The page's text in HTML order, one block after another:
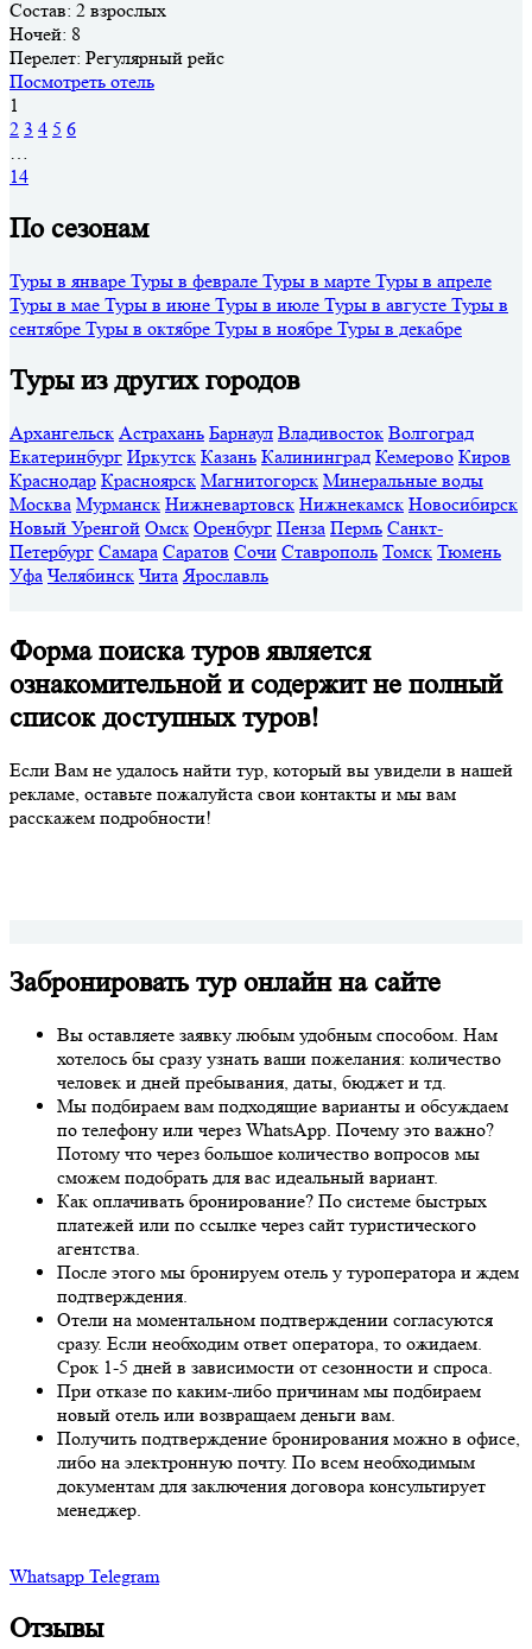
Состав: 2 взрослых
Ночей: 8
Перелет: Регулярный рейс
Посмотреть отель
1
2 3 4 5 6
…
14
По сезонам
Туры в январе Туры в феврале Туры в марте Туры в апреле
Туры в мае Туры в июне Туры в июле Туры в августе Туры в
сентябре Туры в октябре Туры в ноябре Туры в декабре
Туры из других городов
Архангельск Астрахань Барнаул Владивосток Волгоград
Екатеринбург Иркутск Казань Калининград Кемерово Киров
Краснодар Красноярск Магнитогорск Минеральные воды
Москва Мурманск Нижневартовск Нижнекамск Новосибирск
Новый Уренгой Омск Оренбург Пенза Пермь Санкт-
Петербург Самара Саратов Сочи Ставрополь Томск Тюмень
Уфа Челябинск Чита Ярославль
Форма поиска туров является
ознакомительной и содержит не полный
список доступных туров!
Если Вам не удалось найти тур, который вы увидели в нашей
рекламе, оставьте пожалуйста свои контакты и мы вам
расскажем подробности!
Забронировать тур онлайн на сайте
Вы оставляете заявку любым удобным способом. Нам
хотелось бы сразу узнать ваши пожелания: количество
человек и дней пребывания, даты, бюджет и тд.
Мы подбираем вам подходящие варианты и обсуждаем
по телефону или через WhatsApp. Почему это важно?
Потому что через большое количество вопросов мы
сможем подобрать для вас идеальный вариант.
Как оплачивать бронирование? По системе быстрых
платежей или по ссылке через сайт туристического
агентства.
После этого мы бронируем отель у туроператора и ждем
подтверждения.
Отели на моментальном подтверждении согласуются
сразу. Если необходим ответ оператора, то ожидаем.
Срок 1-5 дней в зависимости от сезонности и спроса.
При отказе по каким-либо причинам мы подбираем
новый отель или возвращаем деньги вам.
Получить подтверждение бронирования можно в офисе,
либо на электронную почту. По всем необходимым
документам для заключения договора консультирует
менеджер.
Whatsapp Telegram
Отзывы